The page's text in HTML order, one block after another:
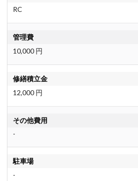
RC
管理費
10,000 円
修繕積立金
12,000 円
その他費用
-
駐車場
-